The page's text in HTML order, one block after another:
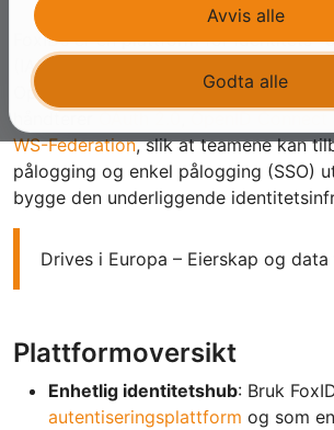
FoxIDs er en plattform for identitets-
(IAM) som fungerer som en Identity
OpenID Provider (OP) og
håndterer
WS-Federation, slik at teamene kan
pålogging og enkel pålogging (SSO)
bygge den underliggende
Drives i Europa – Eierskap og
Plattformoversikt
Enhetlig identitetshub: Bruk
autentiseringsplattform og som en
Avvis alle
Godta alle